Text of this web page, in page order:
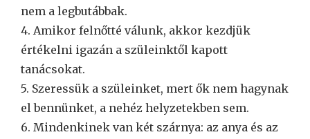
nem a legbutábbak.
4. Amikor felnőtté válunk, akkor kezdjük
értékelni igazán a szüleinktől kapott
tanácsokat.
5. Szeressük a szüleinket, mert ők nem hagynak
el bennünket, a nehéz helyzetekben sem.
6. Mindenkinek van két szárnya: az anya és az